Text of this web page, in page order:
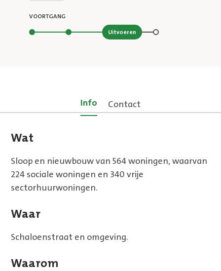
VOORTGANG
Stap 3 van 4
Uitvoeren
Info Contact
Wat
Sloop en nieuwbouw van 564 woningen, waarvan
224 sociale woningen en 340 vrije
sectorhuurwoningen.
Waar
Schaloenstraat en omgeving.
Waarom